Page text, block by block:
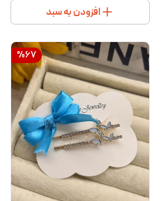
افزودن به سبد
%67